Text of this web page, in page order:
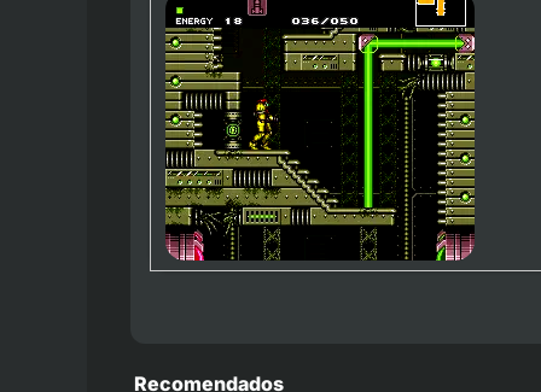
Recomendados